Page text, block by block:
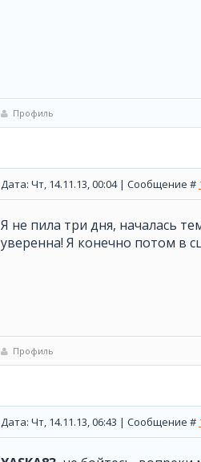
Профиль
Дата: Чт, 14.11.13, 00:04 | Сообщение #
Я не пила три дня, началась
уверенна! Я конечно потом в
Профиль
Дата: Чт, 14.11.13, 06:43 | Сообщение #